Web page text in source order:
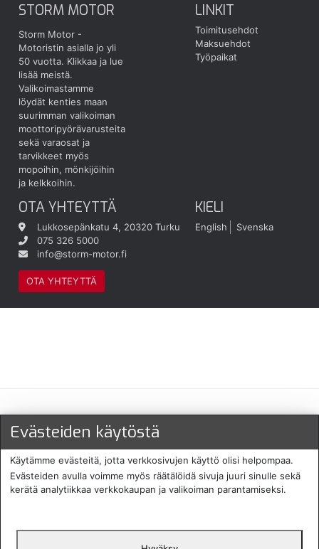
STORM MOTOR
Storm Motor -
Motoristin asialla jo yli
50 vuotta. Klikkaa ja lue
lisää meistä.
Valikoimastamme
löydät kenties maan
suurimman valikoiman
moottoripyörävarusteita
sekä varaosat ja
tarvikkeet myös
mopoihin, mönkijöihin
ja kelkkoihin.
LINKIT
Toimitusehdot
Maksuehdot
Työpaikat
OTA YHTEYTTÄ
Lukkosepänkatu 4, 20320 Turku
075 326 5000
info@storm-motor.fi
OTA YHTEYTTÄ
KIELI
English Svenska
Maksu- ja toimitustavat
Evästeiden käytöstä
Käytämme evästeitä, jotta verkkosivujen käyttö olisi helpompaa.
Evästeiden avulla voimme myös räätälöidä sivuja juuri sinulle sekä
kerätä analytiikkaa verkkokaupan ja valikoiman parantamiseksi.